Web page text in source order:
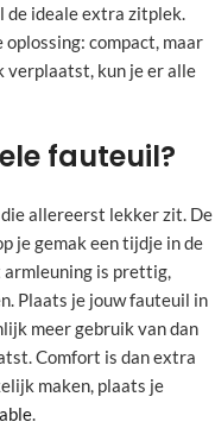
de ideale extra zitplek.
compact, maar
verplaatst, kun je er alle
fauteuil?
allereerst lekker zit. De
je gemak een tijdje in de
is prettig,
Plaats je jouw fauteuil in
meer gebruik van dan
Comfort is dan extra
maken, plaats je
.